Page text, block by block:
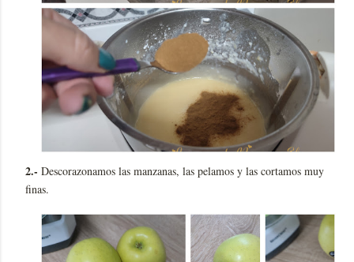
2.- Descorazonamos las manzanas, las pelamos y las cortamos muy
finas.